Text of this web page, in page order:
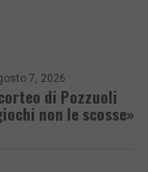
7, 2026
di Pozzuoli
non le scosse»